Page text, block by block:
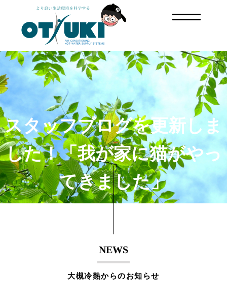
スタッフブログを更新しま
した！「我が家に猫がやっ
てきました」
NEWS
大槻冷熱からのお知らせ